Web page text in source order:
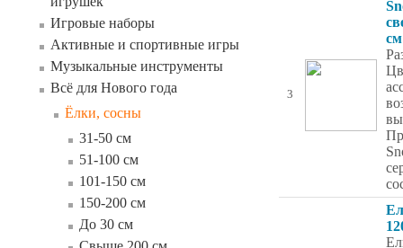
Игровые наборы
Активные и спортивные игры
Музыкальные инструменты
Всё для Нового года
Ёлки, сосны
31-50 см
51-100 см
101-150 см
150-200 см
До 30 см
3